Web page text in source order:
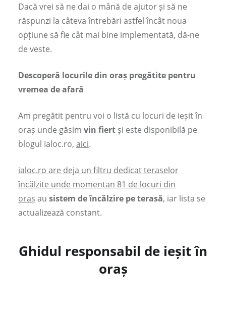
Dacă vrei să ne dai o mână de ajutor și să ne
răspunzi la câteva întrebări astfel încât noua
opțiune să fie cât mai bine implementată, dă-ne
de veste.
Descoperă locurile din oraș pregătite pentru
vremea de afară
Am pregătit pentru voi o listă cu locuri de ieșit în
oraș unde găsim vin fiertși este disponibilă pe
blogul Ialoc.ro, aici.
ialoc.ro are deja un filtru dedicat teraselor
încălzite unde momentan 81 de locuri din
oraș au sistem de încălzire pe terasă, iar lista se
actualizează constant.
Ghidul responsabil de ieșit în
oraș